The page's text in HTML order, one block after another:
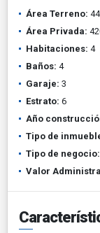
Área Terreno:
Área Privada:
Habitaciones: 4
Baños: 4
Garaje: 3
Estrato: 6
Año
Tipo de
Tipo de negocio:
Valor